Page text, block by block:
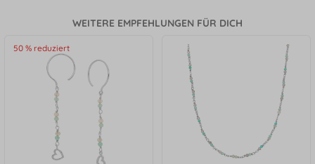
WEITERE EMPFEHLUNGEN FÜR DICH
50 % reduziert